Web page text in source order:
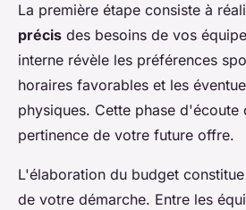
La première étape consiste à
précis des besoins de vos
interne révèle les préférences
horaires favorables et les
physiques. Cette phase d'écoute
pertinence de votre future offre.
L'élaboration du budget
de votre démarche. Entre les